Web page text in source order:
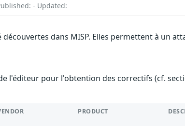
- Updated:
dans MISP. Elles permettent à un
l'éditeur pour l'obtention des correctifs (cf.
PRODUCT